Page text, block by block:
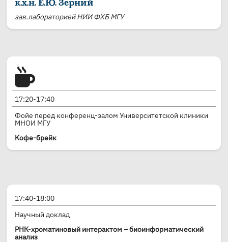
к.х.н. Е.Ю. Зерний
зав.лабораторией НИИ ФХБ МГУ
17:20-17:40
Фойе перед конференц-залом Университетской клиники
МНОИ МГУ
Кофе-брейк
17:40-18:00
Научный доклад
РНК-хроматиновый интерактом – биоинформатический
анализ